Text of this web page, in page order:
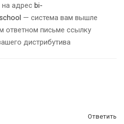
адрес bi-
— система вам вышле
ответном письме ссылку
дистрибутива
Ответить